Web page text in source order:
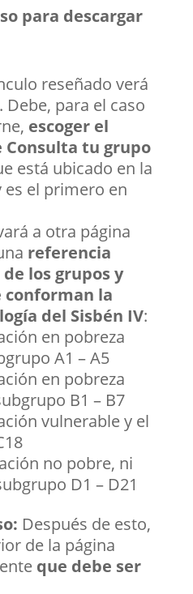
para descargar
reseñado verá
para el caso
escoger el
Consulta tu grupo
está ubicado en la
el primero en
a otra página
referencia
los grupos y
conforman la
del Sisbén IV:
en pobreza
A1 – A5
en pobreza
B1 – B7
vulnerable y el
no pobre, ni
D1 – D21
Después de esto,
de la página
que debe ser